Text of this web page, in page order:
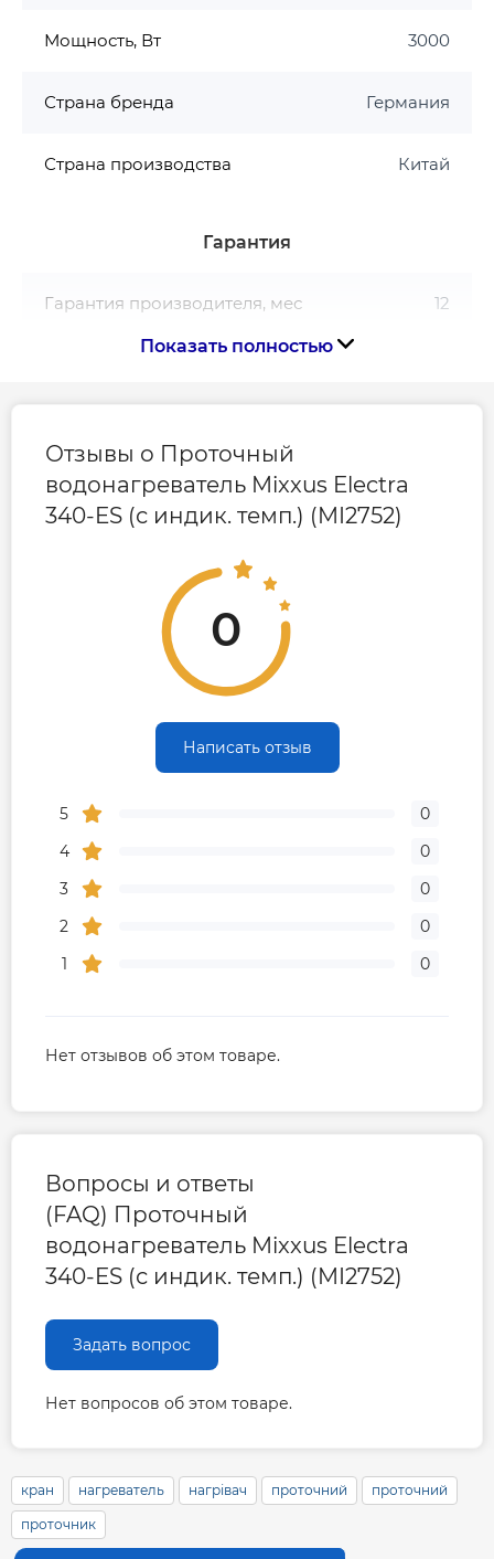
Мощность, Вт 3000
Страна бренда Германия
Страна производства Китай
Гарантия
Гарантия производителя, мес 12
Показать полностью
Отзывы о Проточный
водонагреватель Mixxus Electra
340-ES (с индик. темп.) (MI2752)
0
Написать отзыв
5
0
4
0
3
0
2
0
1
0
Нет отзывов об этом товаре.
Вопросы и ответы
(FAQ) Проточный
водонагреватель Mixxus Electra
340-ES (с индик. темп.) (MI2752)
Задать вопрос
Нет вопросов об этом товаре.
кран нагреватель нагрівач проточний проточний
проточник